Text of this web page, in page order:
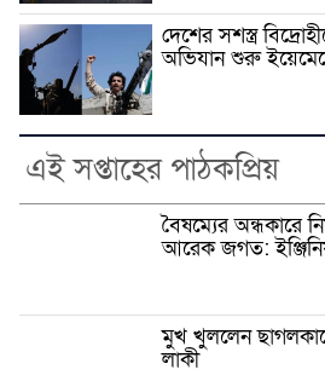
দেশের সশস্ত্র
অভিযান শুরু
এই সপ্তাহের পাঠকপ্রিয়
বৈষম্যের অন্ধকারে
আরেক জগত:
মুখ খুললেন
লাকী